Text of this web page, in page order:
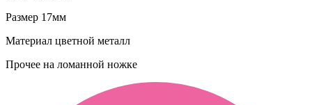
Размер 17мм
Материал цветной металл
Прочее на ломанной ножке